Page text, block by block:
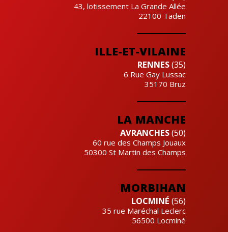
43, lotissement La Grande Allée
22100 Taden
ILLE-ET-VILAINE
RENNES(35)
6 Rue Gay Lussac
35170 Bruz
LA MANCHE
AVRANCHES(50)
60 rue des Champs Jouaux
50300 St Martin des Champs
MORBIHAN
LOCMINÉ (56)
35 rue Maréchal Leclerc
56500 Locminé